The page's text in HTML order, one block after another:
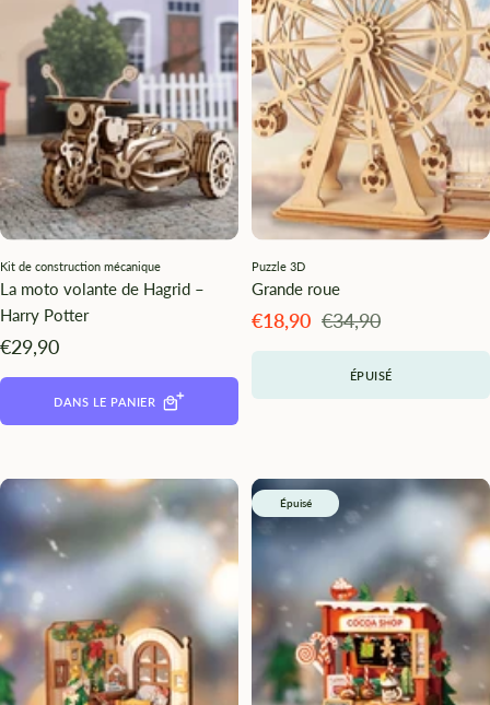
Kit de construction mécanique
La moto volante de Hagrid –
Harry Potter
Angebotspreis
€29,90
DANS LE PANIER
Puzzle 3D
Grande roue
Angebotspreis
€18,90 Regulärer
€34,90
ÉPUISÉ
Épuisé